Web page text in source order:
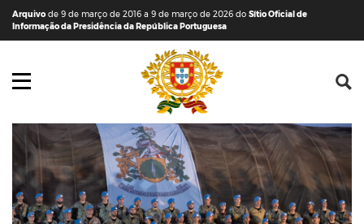
Saltar para o conteúdo (tecla de atalho c)
Mapa do Sítio
Arquivo de 9 de março de 2016 a 9 de março de 2026 do Sítio Oficial de
Informação da Presidência da República Portuguesa
Abrir menu principal